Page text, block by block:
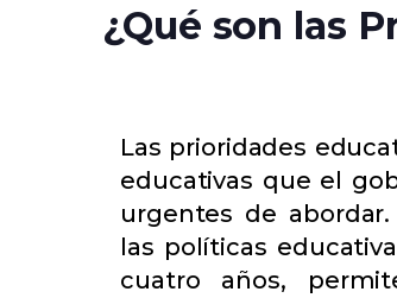
¿Qué son las
Las prioridades
educativas que el
urgentes de
las políticas
cuatro años,